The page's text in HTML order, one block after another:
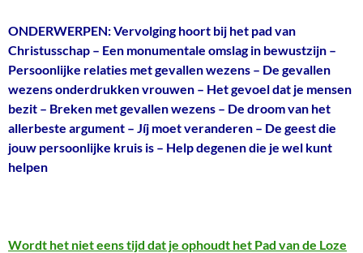
ONDERWERPEN: Vervolging hoort bij het pad van
Christusschap – Een monumentale omslag in bewustzijn –
Persoonlijke relaties met gevallen wezens – De gevallen
wezens onderdrukken vrouwen – Het gevoel dat je mensen
bezit – Breken met gevallen wezens – De droom van het
allerbeste argument – Jíj moet veranderen – De geest die
jouw persoonlijke kruis is – Help degenen die je wel kunt
helpen
Wordt het niet eens tijd dat je ophoudt het Pad van de Loze